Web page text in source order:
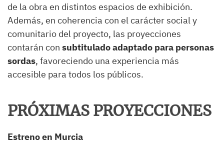
de la obra en distintos espacios de exhibición.
Además, en coherencia con el carácter social y
comunitario del proyecto, las proyecciones
contarán con subtitulado adaptado para personas
sordas, favoreciendo una experiencia más
accesible para todos los públicos.
PRÓXIMAS PROYECCIONES
Estreno en Murcia